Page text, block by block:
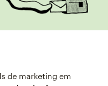
de marketing em